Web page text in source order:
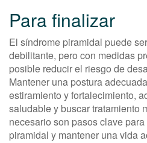
Para finalizar
El síndrome piramidal puede
debilitante, pero con medidas
posible reducir el riesgo de
Mantener una postura
estiramiento y fortalecimiento,
saludable y buscar tratamiento
necesario son pasos clave
piramidal y mantener una vida